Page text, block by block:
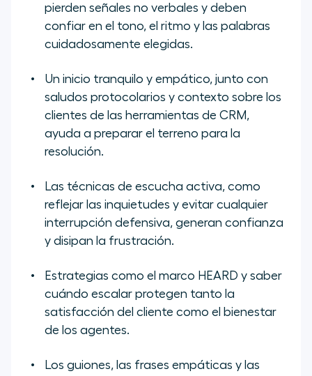
pierden señales no verbales y deben
confiar en el tono, el ritmo y las palabras
cuidadosamente elegidas.
Un inicio tranquilo y empático, junto con
saludos protocolarios y contexto sobre los
clientes de las herramientas de CRM,
ayuda a preparar el terreno para la
resolución.
Las técnicas de escucha activa, como
reflejar las inquietudes y evitar cualquier
interrupción defensiva, generan confianza
y disipan la frustración.
Estrategias como el marco HEARD y saber
cuándo escalar protegen tanto la
satisfacción del cliente como el bienestar
de los agentes.
Los guiones, las frases empáticas y las